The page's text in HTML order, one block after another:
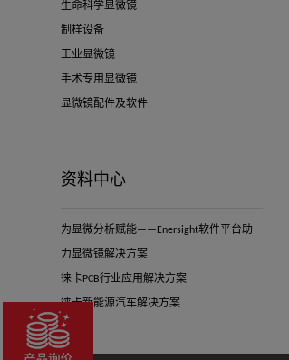
生命科学显微镜
制样设备
工业显微镜
手术专用显微镜
显微镜配件及软件
资料中心
为显微分析赋能——Enersight软件平台助
力显微镜解决方案
徕卡PCB行业应用解决方案
徕卡新能源汽车解决方案